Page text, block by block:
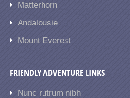
Matterhorn
Andalousie
Mount Everest
FRIENDLY ADVENTURE LINKS
Nunc rutrum nibh